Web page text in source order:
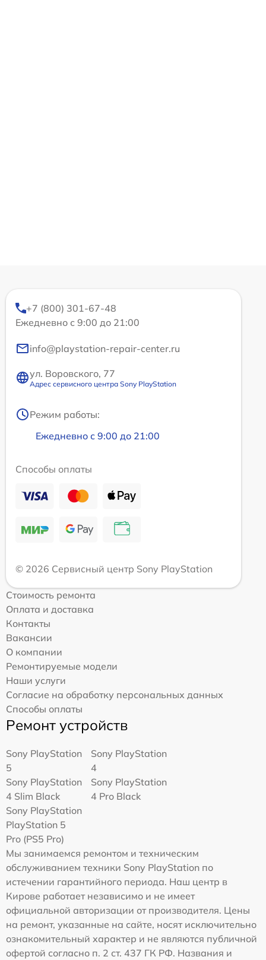
+7 (800) 301-67-48
Ежедневно с 9:00 до 21:00
info@playstation-repair-center.ru
ул. Воровского, 77
Адрес сервисного центра Sony PlayStation
Режим работы:
Ежедневно с 9:00 до 21:00
Способы оплаты
© 2026 Сервисный центр Sony PlayStation
Стоимость ремонта
Оплата и доставка
Контакты
Вакансии
О компании
Ремонтируемые модели
Наши услуги
Согласие на обработку персональных данных
Способы оплаты
Ремонт устройств
Sony PlayStation
5
Sony PlayStation
4
Sony PlayStation
4 Slim Black
Sony PlayStation
4 Pro Black
Sony PlayStation
PlayStation 5
Pro (PS5 Pro)
Мы занимаемся ремонтом и техническим
обслуживанием техники Sony PlayStation по
истечении гарантийного периода. Наш центр в
Кирове работает независимо и не имеет
официальной авторизации от производителя. Цены
на ремонт, указанные на сайте, носят исключительно
ознакомительный характер и не являются публичной
офертой согласно п. 2 ст. 437 ГК РФ. Названия и